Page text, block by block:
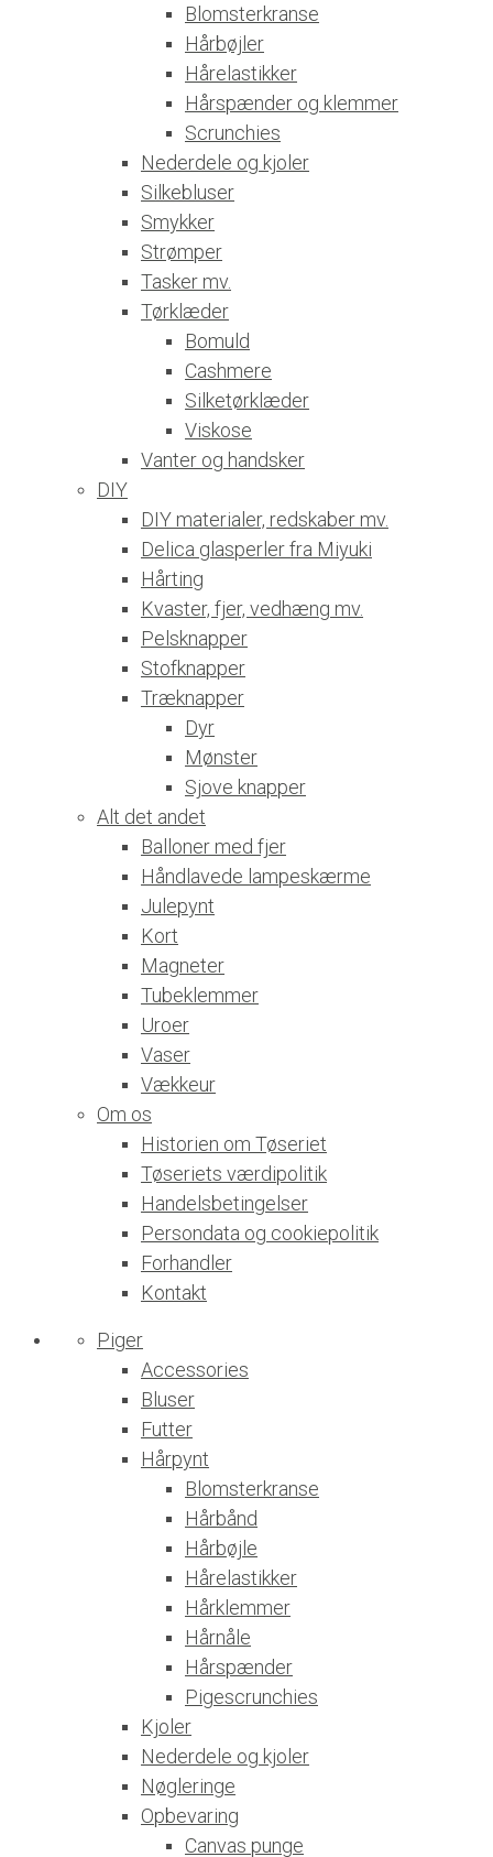
Blomsterkranse
Hårbøjler
Hårelastikker
Hårspænder og klemmer
Scrunchies
Nederdele og kjoler
Silkebluser
Smykker
Strømper
Tasker mv.
Tørklæder
Bomuld
Cashmere
Silketørklæder
Viskose
Vanter og handsker
DIY
DIY materialer, redskaber mv.
Delica glasperler fra Miyuki
Hårting
Kvaster, fjer, vedhæng mv.
Pelsknapper
Stofknapper
Træknapper
Dyr
Mønster
Sjove knapper
Alt det andet
Balloner med fjer
Håndlavede lampeskærme
Julepynt
Kort
Magneter
Tubeklemmer
Uroer
Vaser
Vækkeur
Om os
Historien om Tøseriet
Tøseriets værdipolitik
Handelsbetingelser
Persondata og cookiepolitik
Forhandler
Kontakt
Piger
Accessories
Bluser
Futter
Hårpynt
Blomsterkranse
Hårbånd
Hårbøjle
Hårelastikker
Hårklemmer
Hårnåle
Hårspænder
Pigescrunchies
Kjoler
Nederdele og kjoler
Nøgleringe
Opbevaring
Canvas punge